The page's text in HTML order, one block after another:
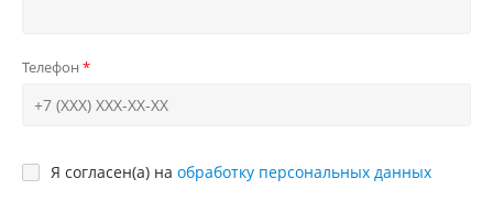
Телефон
Я согласен(а) на обработку персональных данных